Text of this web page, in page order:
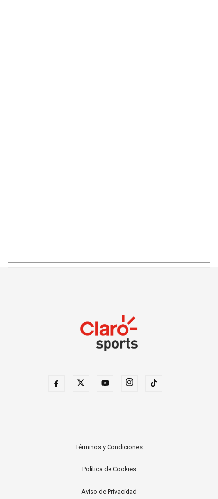
Términos y Condiciones
Política de Cookies
Aviso de Privacidad